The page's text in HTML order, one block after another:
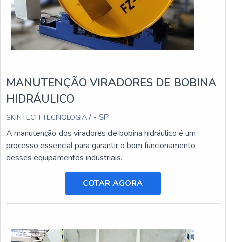
MANUTENÇÃO VIRADORES DE BOBINA
HIDRÁULICO
SKINTECH TECNOLOGIA / - SP
A manutenção dos viradores de bobina hidráulico é um
processo essencial para garantir o bom funcionamento
desses equipamentos industriais.
COTAR AGORA